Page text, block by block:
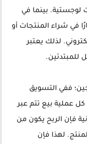
لوجستية. بينما في
في شراء المنتجات أو
لذلك يعتبر
للمبتدئين.
ففي التسويق
عملية بيع تتم عبر
فإن الربح يكون من
لهذا فإن